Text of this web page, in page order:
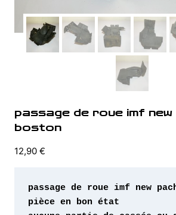
passage de roue imf
boston
12,90 €